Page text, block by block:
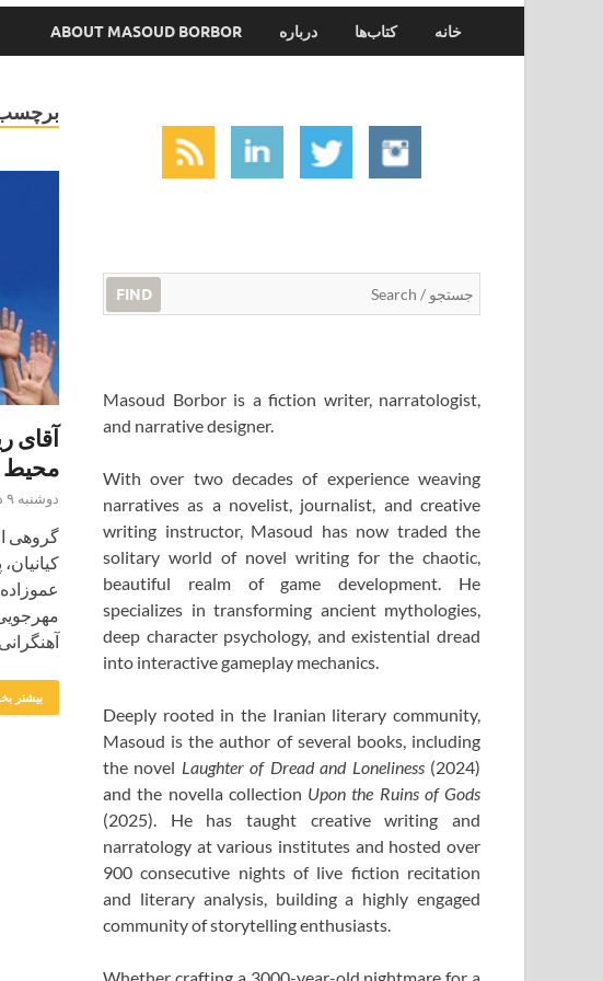
خانه کتاب‌ها درباره ABOUT MASOUD BORBOR
آقای
محیط
دوشنبه ۹ دی ۱۳۹۲
گروهی
بیشتر
FIND
Masoud Borbor is a fiction writer, narratologist,
and narrative designer.
With over two decades of experience weaving
narratives as a novelist, journalist, and creative
writing instructor, Masoud has now traded the
solitary world of novel writing for the chaotic,
beautiful realm of game development. He
specializes in transforming ancient mythologies,
deep character psychology, and existential dread
into interactive gameplay mechanics.
Deeply rooted in the Iranian literary community,
Masoud is the author of several books, including
the novel Laughter of Dread and Loneliness(2024)
and the novella collection Upon the Ruins of Gods
(2025). He has taught creative writing and
narratology at various institutes and hosted over
900 consecutive nights of live fiction recitation
and literary analysis, building a highly engaged
community of storytelling enthusiasts.